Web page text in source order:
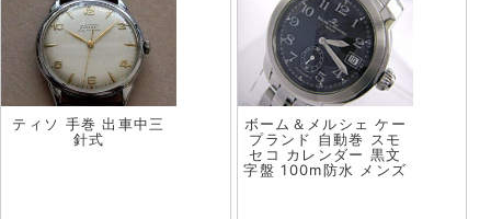
ティソ 手巻 出車中三
針式
ボーム＆メルシェ ケー
プランド 自動巻 スモ
セコ カレンダー 黒文
字盤 100m防水 メンズ